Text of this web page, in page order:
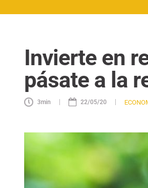
Invierte en
pásate a la
3min | 22/05/20 |